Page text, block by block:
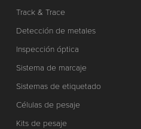
Track & Trace
Detección de metales
Inspección óptica
Sistema de marcaje
Sistemas de etiquetado
Células de pesaje
Kits de pesaje